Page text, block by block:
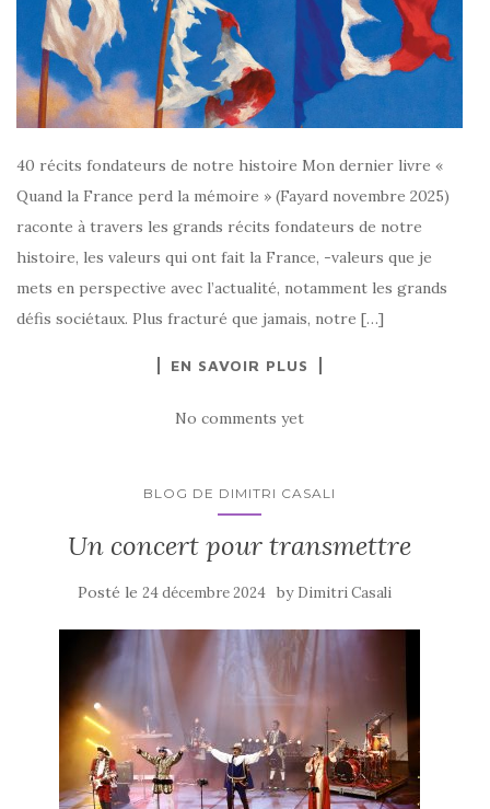
40 récits fondateurs de notre histoire Mon dernier livre «
Quand la France perd la mémoire » (Fayard novembre 2025)
raconte à travers les grands récits fondateurs de notre
histoire, les valeurs qui ont fait la France, -valeurs que je
mets en perspective avec l’actualité, notamment les grands
défis sociétaux. Plus fracturé que jamais, notre […]
EN SAVOIR PLUS
No comments yet
BLOG DE DIMITRI CASALI
Un concert pour transmettre
Posté le 24 décembre 2024 by Dimitri Casali